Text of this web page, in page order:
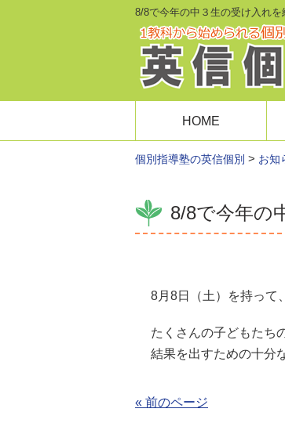
8/8で今年の中３生の受け入れ
HOME
個別指導塾の英信個別 > お知
8/8で今年の
8月8日（土）を持って
たくさんの子どもたち
結果を出すための十分
« 前のページ